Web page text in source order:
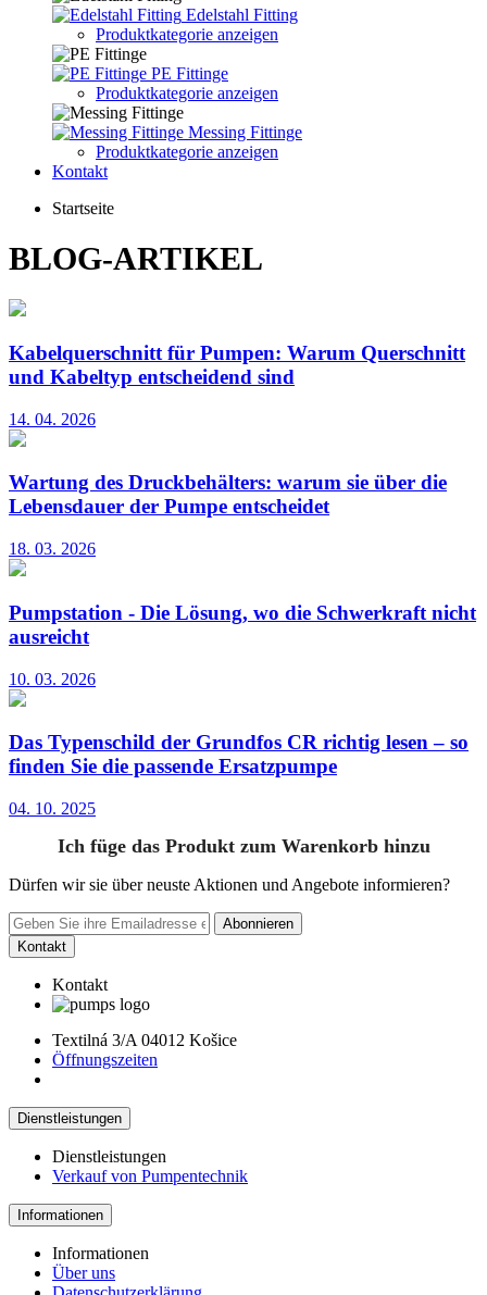
Edelstahl Fitting
Produktkategorie anzeigen
PE Fittinge
Produktkategorie anzeigen
Messing Fittinge
Produktkategorie anzeigen
Kontakt
Startseite
BLOG-ARTIKEL
Kabelquerschnitt für Pumpen: Warum Querschnitt
und Kabeltyp entscheidend sind
14. 04. 2026
Wartung des Druckbehälters: warum sie über die
Lebensdauer der Pumpe entscheidet
18. 03. 2026
Pumpstation - Die Lösung, wo die Schwerkraft nicht
ausreicht
10. 03. 2026
Das Typenschild der Grundfos CR richtig lesen – so
finden Sie die passende Ersatzpumpe
04. 10. 2025
Ich füge das Produkt zum Warenkorb hinzu
Dürfen wir sie über neuste Aktionen und Angebote informieren?
Abonnieren
Kontakt
Kontakt
Textilná 3/A 04012 Košice
Öffnungszeiten
Dienstleistungen
Dienstleistungen
Verkauf von Pumpentechnik
Informationen
Informationen
Über uns